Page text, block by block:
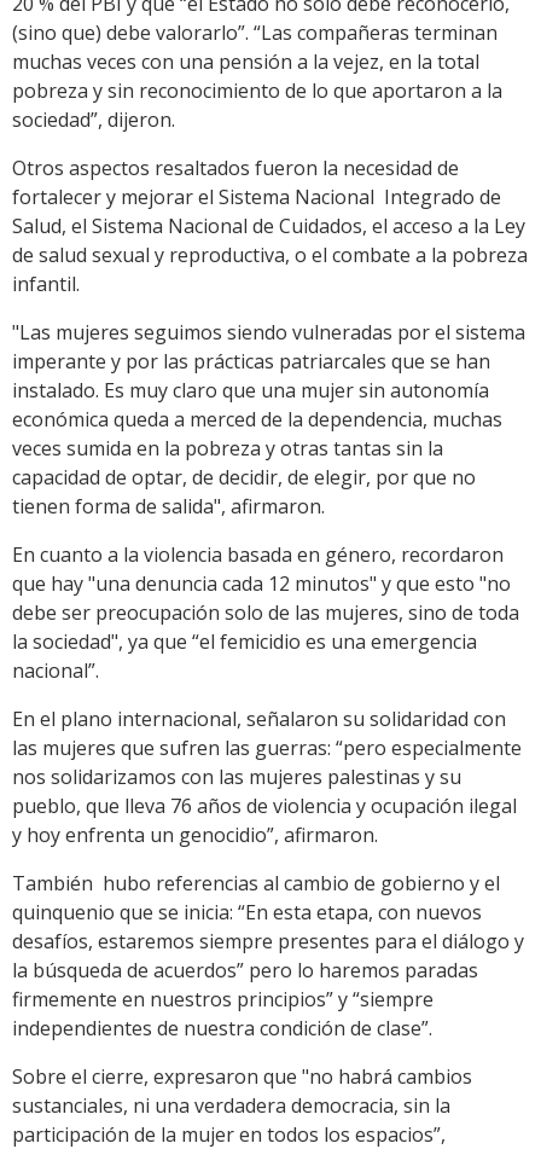
(sino que) debe valorarlo”. “Las compañeras terminan
muchas veces con una pensión a la vejez, en la total
pobreza y sin reconocimiento de lo que aportaron a la
sociedad”, dijeron.
Otros aspectos resaltados fueron la necesidad de
fortalecer y mejorar el Sistema Nacional Integrado de
Salud, el Sistema Nacional de Cuidados, el acceso a la Ley
de salud sexual y reproductiva, o el combate a la pobreza
infantil.
"Las mujeres seguimos siendo vulneradas por el sistema
imperante y por las prácticas patriarcales que se han
instalado. Es muy claro que una mujer sin autonomía
económica queda a merced de la dependencia, muchas
veces sumida en la pobreza y otras tantas sin la
capacidad de optar, de decidir, de elegir, por que no
tienen forma de salida", afirmaron.
En cuanto a la violencia basada en género, recordaron
que hay "una denuncia cada 12 minutos" y que esto "no
debe ser preocupación solo de las mujeres, sino de toda
la sociedad", ya que “el femicidio es una emergencia
nacional”.
En el plano internacional, señalaron su solidaridad con
las mujeres que sufren las guerras: “pero especialmente
nos solidarizamos con las mujeres palestinas y su
pueblo, que lleva 76 años de violencia y ocupación ilegal
y hoy enfrenta un genocidio”, afirmaron.
También hubo referencias al cambio de gobierno y el
quinquenio que se inicia: “En esta etapa, con nuevos
desafíos, estaremos siempre presentes para el diálogo y
la búsqueda de acuerdos” pero lo haremos paradas
firmemente en nuestros principios” y “siempre
independientes de nuestra condición de clase”.
Sobre el cierre, expresaron que "no habrá cambios
sustanciales, ni una verdadera democracia, sin la
participación de la mujer en todos los espacios”,